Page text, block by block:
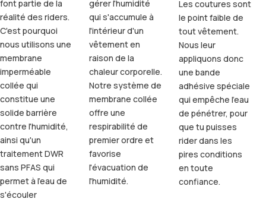
font partie de la
réalité des riders.
C'est pourquoi
nous utilisons une
membrane
imperméable
collée qui
constitue une
solide barrière
contre l'humidité,
ainsi qu'un
traitement DWR
sans PFAS qui
permet à l'eau de
s'écouler
gérer l'humidité
qui s'accumule à
l'intérieur d'un
vêtement en
raison de la
chaleur corporelle.
Notre système de
membrane collée
offre une
respirabilité de
premier ordre et
favorise
l'évacuation de
l'humidité.
Les coutures sont
le point faible de
tout vêtement.
Nous leur
appliquons donc
une bande
adhésive spéciale
qui empêche l'eau
de pénétrer, pour
que tu puisses
rider dans les
pires conditions
en toute
confiance.